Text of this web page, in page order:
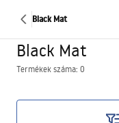
Black Mat
Black Mat
Termékek száma: 0